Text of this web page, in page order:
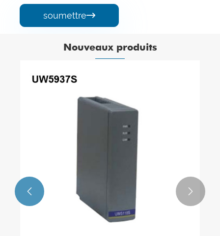
soumettre
Nouveaux produits
 